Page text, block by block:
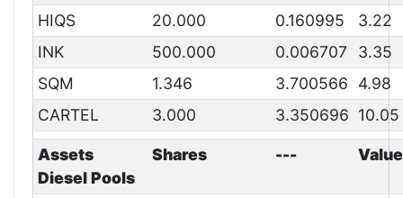
HIQS
20.000 0.160995
3.22
INK
500.000 0.006707
3.35
SQM
1.346 3.700566
4.98
CARTEL
3.000 3.350696 10.05
Assets
Diesel Pools
Shares ---